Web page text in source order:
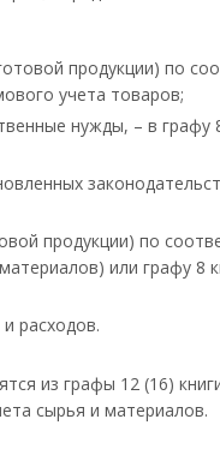
продукции) по
учета товаров;
нужды, – в графу
продукции) по
или графу 8
расходов.
из графы 12 (16)
сырья и материалов.